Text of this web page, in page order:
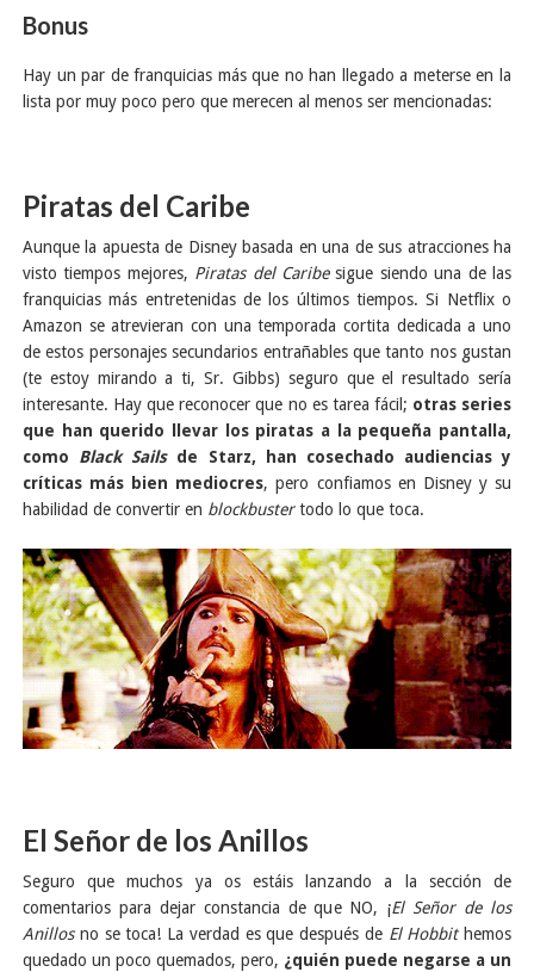
Bonus
Hay un par de franquicias más que no han llegado a meterse en la
lista por muy poco pero que merecen al menos ser mencionadas:
Piratas del Caribe
Aunque la apuesta de Disney basada en una de sus atracciones ha
visto tiempos mejores, Piratas del Caribesigue siendo una de las
franquicias más entretenidas de los últimos tiempos. Si Netflix o
Amazon se atrevieran con una temporada cortita dedicada a uno
de estos personajes secundarios entrañables que tanto nos gustan
(te estoy mirando a ti, Sr. Gibbs) seguro que el resultado sería
interesante. Hay que reconocer que no es tarea fácil; otras series
que han querido llevar los piratas a la pequeña pantalla,
como Black Sailsde Starz, han cosechado audiencias y
críticas más bien mediocres, pero confiamos en Disney y su
habilidad de convertir en blockbustertodo lo que toca.
El Señor de los Anillos
Seguro que muchos ya os estáis lanzando a la sección de
comentarios para dejar constancia de que NO, ¡El Señor de los
Anillosno se toca! La verdad es que después de El Hobbithemos
quedado un poco quemados, pero, ¿quién puede negarse a un